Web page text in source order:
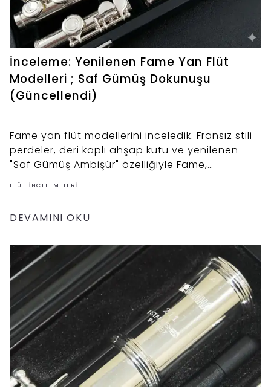
İnceleme: Yenilenen Fame Yan Flüt
Modelleri ; Saf Gümüş Dokunuşu
(Güncellendi)
Fame yan flüt modellerini inceledik. Fransız stili
perdeler, deri kaplı ahşap kutu ve yenilenen
"Saf Gümüş Ambişür" özelliğiyle Fame,
standartları nasıl yükseltiyor?
FLÜT İNCELEMELERI
DEVAMINI OKU